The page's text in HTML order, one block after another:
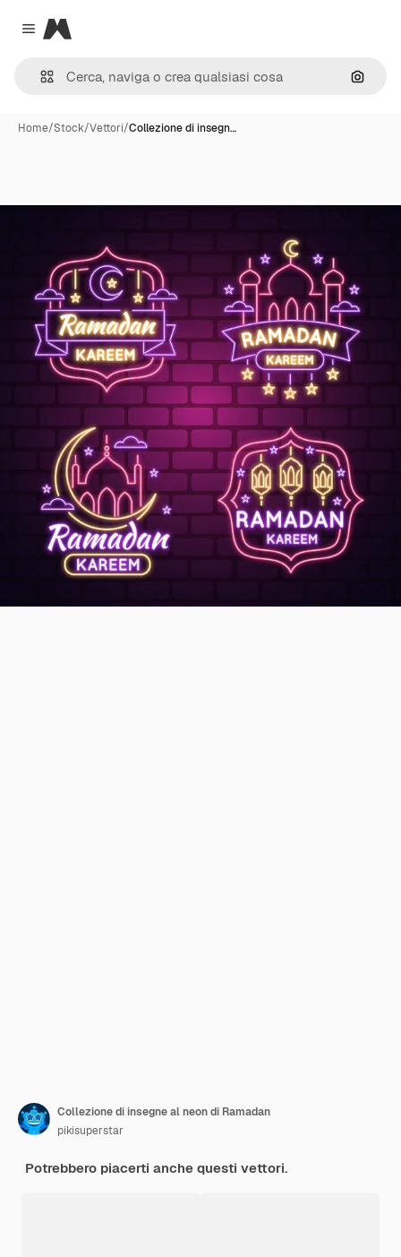
Close menu
Magnific
Cerca
Home/Stock/Vettori/Collezione di insegn…
Collezione di insegne al neon di Ramadan
pikisuperstar
Potrebbero piacerti anche questi vettori.